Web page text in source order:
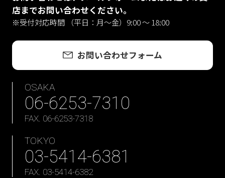
店までお問い合わせください。
※受付対応時間 （平日：月〜金）9:00 ～ 18:00
お問い合わせフォーム
OSAKA
06-6253-7310
FAX. 06-6253-7318
TOKYO
03-5414-6381
FAX. 03-5414-6382